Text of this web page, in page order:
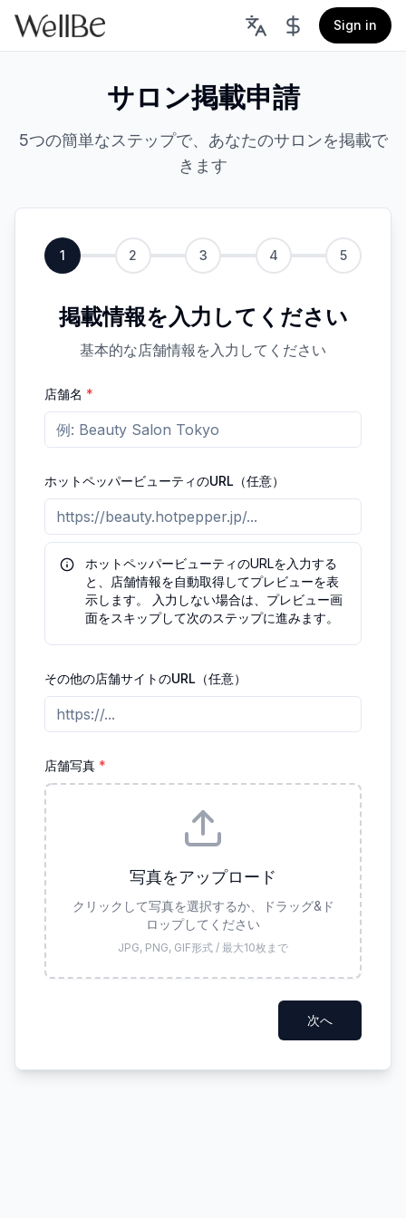
Sign in
サロン掲載申請
5つの簡単なステップで、あなたのサロンを掲載で
きます
1 2 3 4 5
掲載情報を入力してください
基本的な店舗情報を入力してください
店舗名 *
ホットペッパービューティのURL（任意）
ホットペッパービューティのURLを入力する
と、店舗情報を自動取得してプレビューを表
示します。 入力しない場合は、プレビュー画
面をスキップして次のステップに進みます。
その他の店舗サイトのURL（任意）
店舗写真 *
写真をアップロード
クリックして写真を選択するか、ドラッグ&ド
ロップしてください
JPG, PNG, GIF形式 / 最大10枚まで
次へ